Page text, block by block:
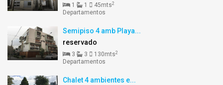
1 1 45mts2
Departamentos
Semipiso 4 amb Playa...
reservado
3 3 130mts2
Departamentos
Chalet 4 ambientes e...